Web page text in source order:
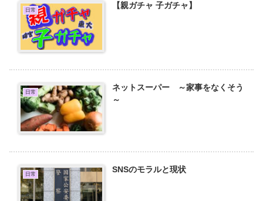
日常 【親ガチャ 子ガチャ】
日常
ネットスーパー ～家事をなくそう
～
日常 SNSのモラルと現状